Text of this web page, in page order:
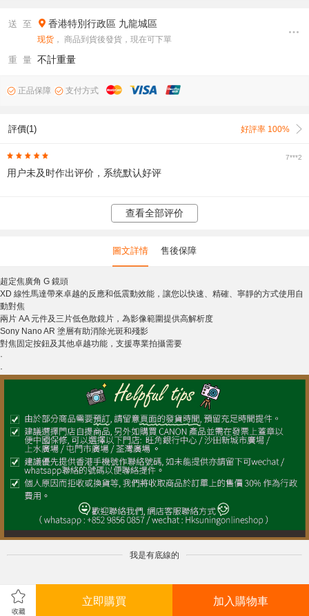
送 至 香港特別行政區 九龍城區
现货 ， 商品到貨後發貨，現在可下單
重 量 不計重量
正品保障 支付方式
評價(1) 好評率 100%
7***2
用户未及时作出评价，系统默认好评
查看全部评价
圖文詳情 售後保障
超定焦廣角 G 鏡頭
XD 線性馬達帶來卓越的反應和低震動效能，讓您以快速、精確、寧靜的方式使用自
動對焦
兩片 AA 元件及三片低色散鏡片，為影像範圍提供高解析度
Sony Nano AR 塗層有助消除光斑和殘影
對焦固定按鈕及其他卓越功能，支援專業拍攝需要
·
·
我是有底線的
立即購買 加入購物車